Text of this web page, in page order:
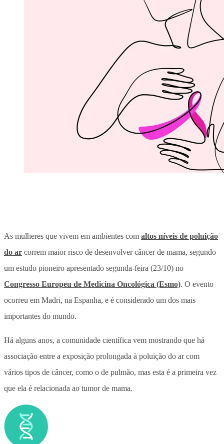
As mulheres que vivem em ambientes com altos níveis de poluição
do ar correm maior risco de desenvolver câncer de mama, segundo
um estudo pioneiro apresentado segunda-feira (23/10) no
Congresso Europeu de Medicina Oncológica (Esmo). O evento
ocorreu em Madri, na Espanha, e é considerado um dos mais
importantes do mundo.
Há alguns anos, a comunidade científica vem mostrando que há
associação entre a exposição prolongada à poluição do ar com
vários tipos de câncer, como o de pulmão, mas esta é a primeira vez
que ela é relacionada ao tumor de mama.